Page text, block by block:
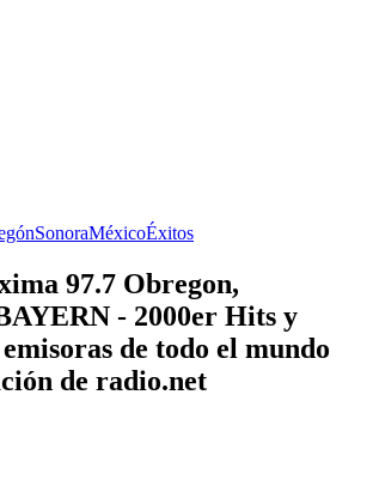
SonoraMéxicoÉxitos
97.7 Obregon,
- 2000er Hits y
de todo el mundo
de radio.net